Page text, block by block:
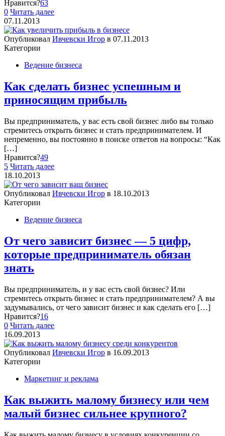
Нравится?63
0 Читать далее
07.11.2013
Опубликовал Ивчевски Игор в 07.11.2013
Категории
Ведение бизнеса
Как сделать бизнес успешным и
приносящим прибыль
Вы предприниматель, у вас есть свой бизнес либо вы только
стремитесь открыть бизнес и стать предпринимателем. И
непременно, вы постоянно в поиске ответов на вопросы: “Как
[…]
Нравится?49
5 Читать далее
18.10.2013
Опубликовал Ивчевски Игор в 18.10.2013
Категории
Ведение бизнеса
От чего зависит бизнес — 5 цифр,
которые предприниматель обязан
знать
Вы предприниматель, и у вас есть свой бизнес? Или
стремитесь открыть бизнес и стать предпринимателем? А вы
задумывались, от чего зависит бизнес и как сделать его […]
Нравится?16
0 Читать далее
16.09.2013
Опубликовал Ивчевски Игор в 16.09.2013
Категории
Маркетинг и реклама
Как выжить малому бизнесу или чем
малый бизнес сильнее крупного?